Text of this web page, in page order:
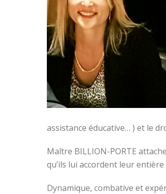
assistance éducative… ) et le
Maître BILLION-PORTE
qu’ils lui accordent leur entière
Dynamique, combative et